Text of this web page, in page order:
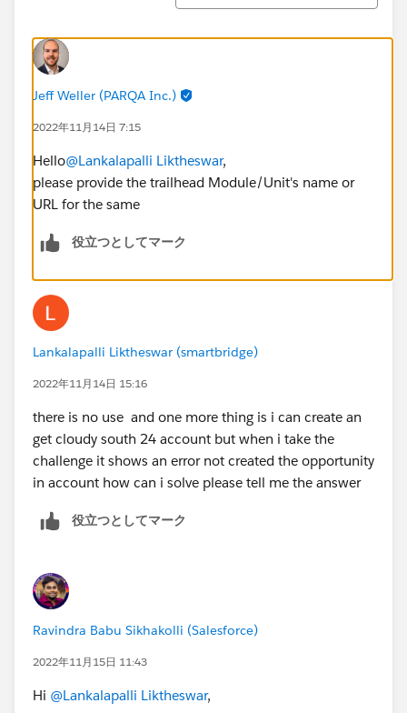
Jeff Weller (PARQA Inc.)
2022年11月14日 7:15
Hello@Lankalapalli Liktheswar,
please provide the trailhead Module/Unit's name or
URL for the same
役立つとしてマーク
Lankalapalli Liktheswar (smartbridge)
2022年11月14日 15:16
there is no use and one more thing is i can create an
get cloudy south 24 account but when i take the
challenge it shows an error not created the opportunity
in account how can i solve please tell me the answer
役立つとしてマーク
Ravindra Babu Sikhakolli (Salesforce)
2022年11月15日 11:43
Hi @Lankalapalli Liktheswar,